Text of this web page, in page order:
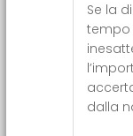
Se la
tempo
dalla